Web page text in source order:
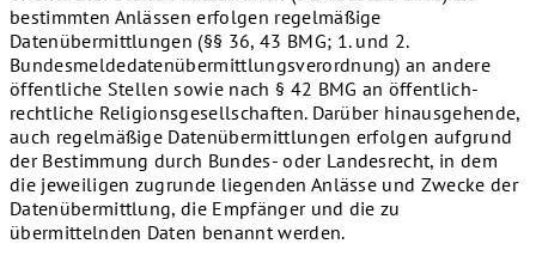
bestimmten Anlässen erfolgen regelmäßige
Datenübermittlungen (§§ 36, 43 BMG; 1. und 2.
Bundesmeldedatenübermittlungsverordnung) an andere
öffentliche Stellen sowie nach § 42 BMG an öffentlich-
rechtliche Religionsgesellschaften. Darüber hinausgehende,
auch regelmäßige Datenübermittlungen erfolgen aufgrund
der Bestimmung durch Bundes- oder Landesrecht, in dem
die jeweiligen zugrunde liegenden Anlässe und Zwecke der
Datenübermittlung, die Empfänger und die zu
übermittelnden Daten benannt werden.